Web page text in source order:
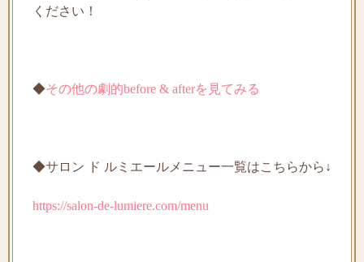
ください！
◆その他の劇的before & afterを見てみる
◆サロン ド ルミエールメニュー一覧はこちらから↓
https://salon-de-lumiere.com/menu